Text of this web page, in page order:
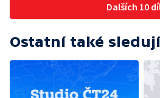
Dalších 10
Ostatní také sledují